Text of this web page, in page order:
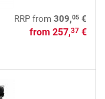
RRPfrom 309,05€
from 257,37€